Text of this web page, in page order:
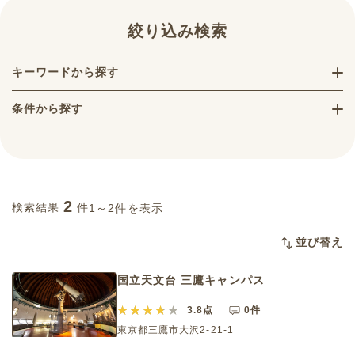
絞り込み検索
キーワードから探す
条件から探す
検索結果 2 件1～2件を表示
並び替え
国立天文台 三鷹キャンパス
3.8点
0件
東京都三鷹市大沢2-21-1